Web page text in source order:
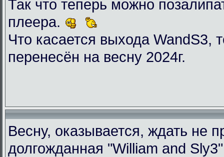
Так что теперь можно
плеера.
Что касается выхода WandS3,
перенесён на весну 2024г.
Весну, оказывается, ждать не
долгожданная "William and